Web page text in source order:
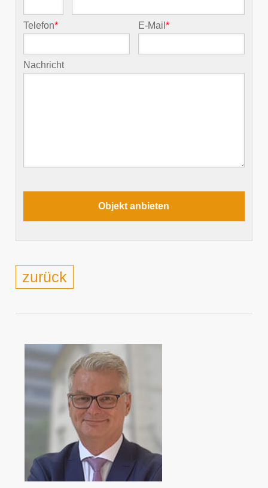
Telefon* E-Mail*
Nachricht
zurück